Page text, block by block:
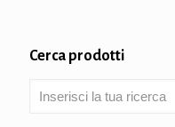
Cerca prodotti